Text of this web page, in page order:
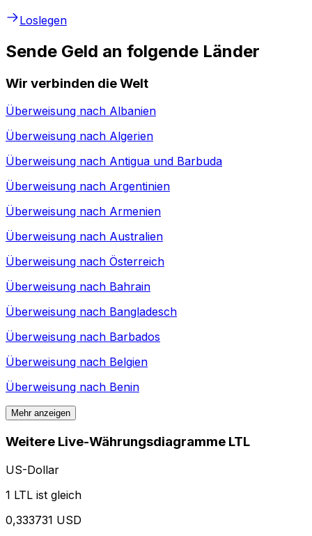
Loslegen
Sende Geld an folgende Länder
Wir verbinden die Welt
Überweisung nach Albanien
Überweisung nach Algerien
Überweisung nach Antigua und Barbuda
Überweisung nach Argentinien
Überweisung nach Armenien
Überweisung nach Australien
Überweisung nach Österreich
Überweisung nach Bahrain
Überweisung nach Bangladesch
Überweisung nach Barbados
Überweisung nach Belgien
Überweisung nach Benin
Mehr anzeigen
Weitere Live-Währungsdiagramme LTL
US-Dollar
1 LTL ist gleich
0,333731 USD